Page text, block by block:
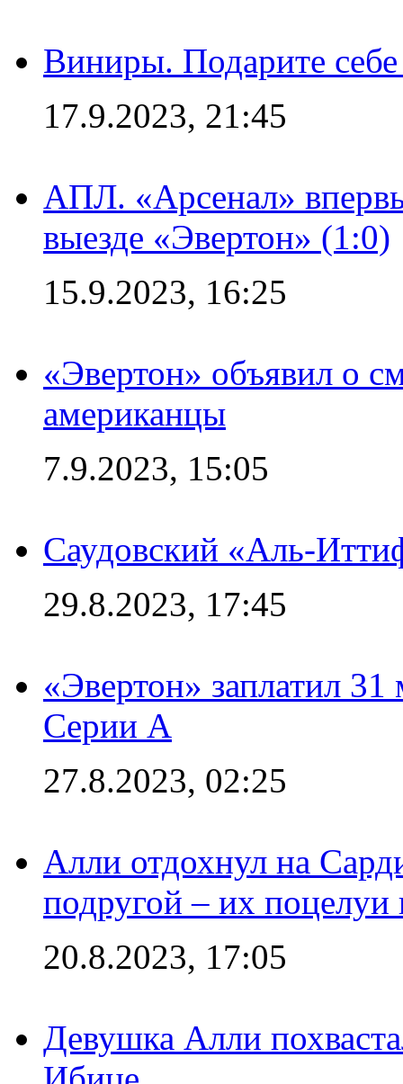
Виниры. Подарите
17.9.2023, 21:45
АПЛ. «Арсенал»
выезде «Эвертон» (1:0)
15.9.2023, 16:25
«Эвертон» объявил о
американцы
7.9.2023, 15:05
Саудовский «Аль-
29.8.2023, 17:45
«Эвертон» заплатил
Серии А
27.8.2023, 02:25
Алли отдохнул на
подругой – их поцелуи
20.8.2023, 17:05
Девушка Алли